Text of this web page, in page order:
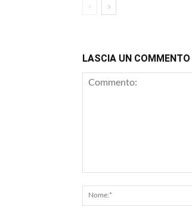
LASCIA UN COMMENTO